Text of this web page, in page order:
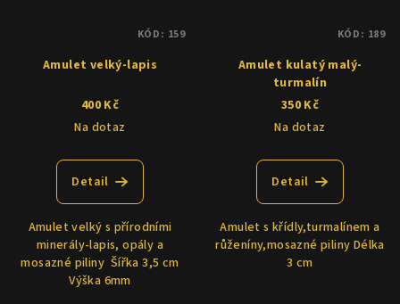
Amulet velký-lapis
400 Kč
Na dotaz
Detail
Amulet velký s přírodními
minerály-lapis, opály a
mosazné piliny Šířka 3,5 cm
Výška 6mm
KÓD: 159
Amulet kulatý malý-
turmalín
350 Kč
Na dotaz
Detail
Amulet s křídly,turmalínem a
růženíny,mosazné piliny Délka
3 cm
KÓD: 189